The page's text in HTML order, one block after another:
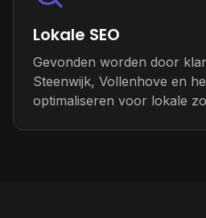
Lokale SEO
Gevonden worden door
Steenwijk, Vollenhove en
optimaliseren voor lokale